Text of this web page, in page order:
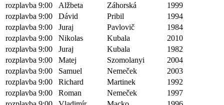
rozplavba 9:00
Alžbeta Záhorská
1999
rozplavba 9:00
Dávid Pribil
1994
rozplavba 9:00
Juraj Pavlovič
1984
rozplavba 9:00
Nikolas Kubala
2010
rozplavba 9:00
Juraj Kubala
1982
rozplavba 9:00
Matej Szomolanyi
2004
rozplavba 9:00
Samuel Nemeček
2003
rozplavba 9:00
Richard Martinek
1992
rozplavba 9:00
Roman Nemeček
1997